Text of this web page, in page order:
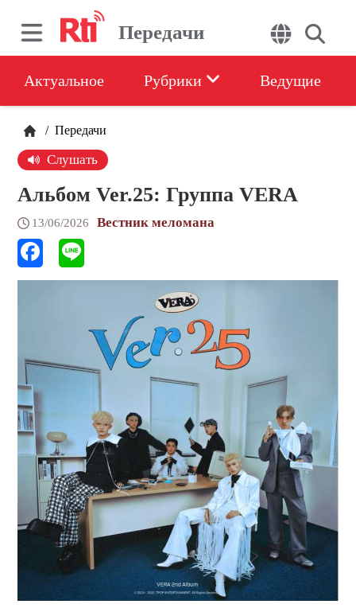
Передачи
Актуальное Рубрики Ведущие
/ Передачи
Слушать
Альбом Ver.25: Группа VERA
13/06/2026 Вестник меломана